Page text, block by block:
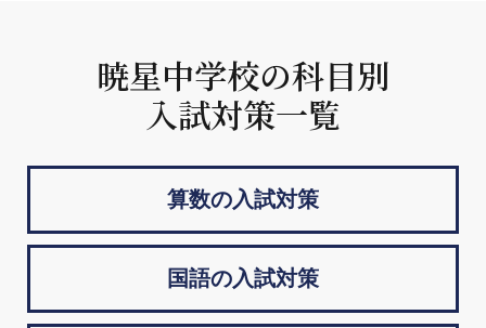
暁星中学校の科目別
入試対策一覧
算数の入試対策
国語の入試対策